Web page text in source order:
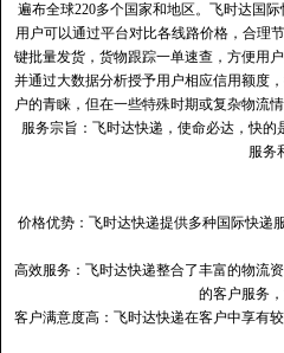
遍布全球220多个国家和地区。飞时达国
用户可以通过平台对比各线路价格，合理
键批量发货，货物跟踪一单速查，方便用
并通过大数据分析授予用户相应信用额度
户的青睐，但在一些特殊时期或复杂物流
服务宗旨：飞时达快递，使命必达，快
服务
价格优势：飞时达快递提供多种国际快递
高效服务：飞时达快递整合了丰富的物流
的客户服务
客户满意度高‌：飞时达快递在客户中享有